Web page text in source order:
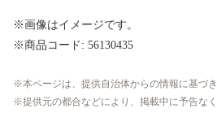
※画像はイメージです。
※商品コード: 56130435
本ページは、提供自治体からの情報に基づ
提供元の都合などにより、掲載中に予告な